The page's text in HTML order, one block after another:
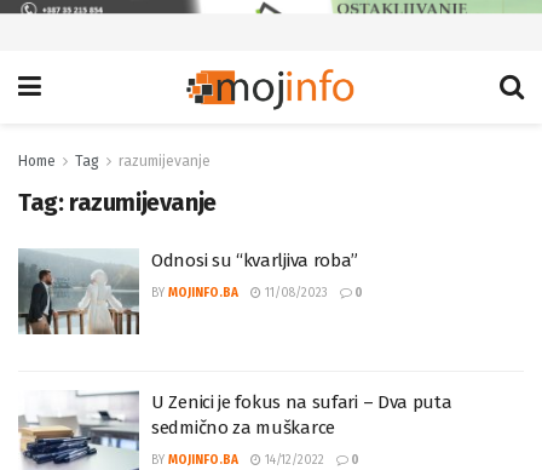
Home Tag razumijevanje
Tag: razumijevanje
Odnosi su “kvarljiva roba”
BY MOJINFO.BA 11/08/2023 0
U Zenici je fokus na sufari – Dva puta
sedmično za muškarce
BY MOJINFO.BA 14/12/2022 0